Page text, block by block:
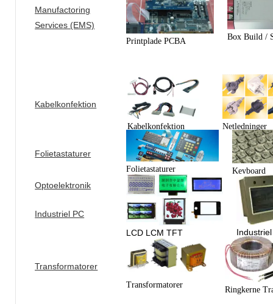
Manufactoring
Services (EMS)
Printplade PCBA Box Build /
Kabelkonfektion
Kabelkonfektion Netledninger
Folietastaturer
Folietastaturer Keyboard
Optoelektronik
Industriel PC
LCD LCM TFT
Transformatorer
Transformatorer Ringkerne